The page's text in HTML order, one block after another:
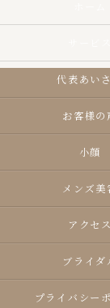
代表あい
お客様の
小顔
メンズ美
アクセス
ブライダ
プライバシー